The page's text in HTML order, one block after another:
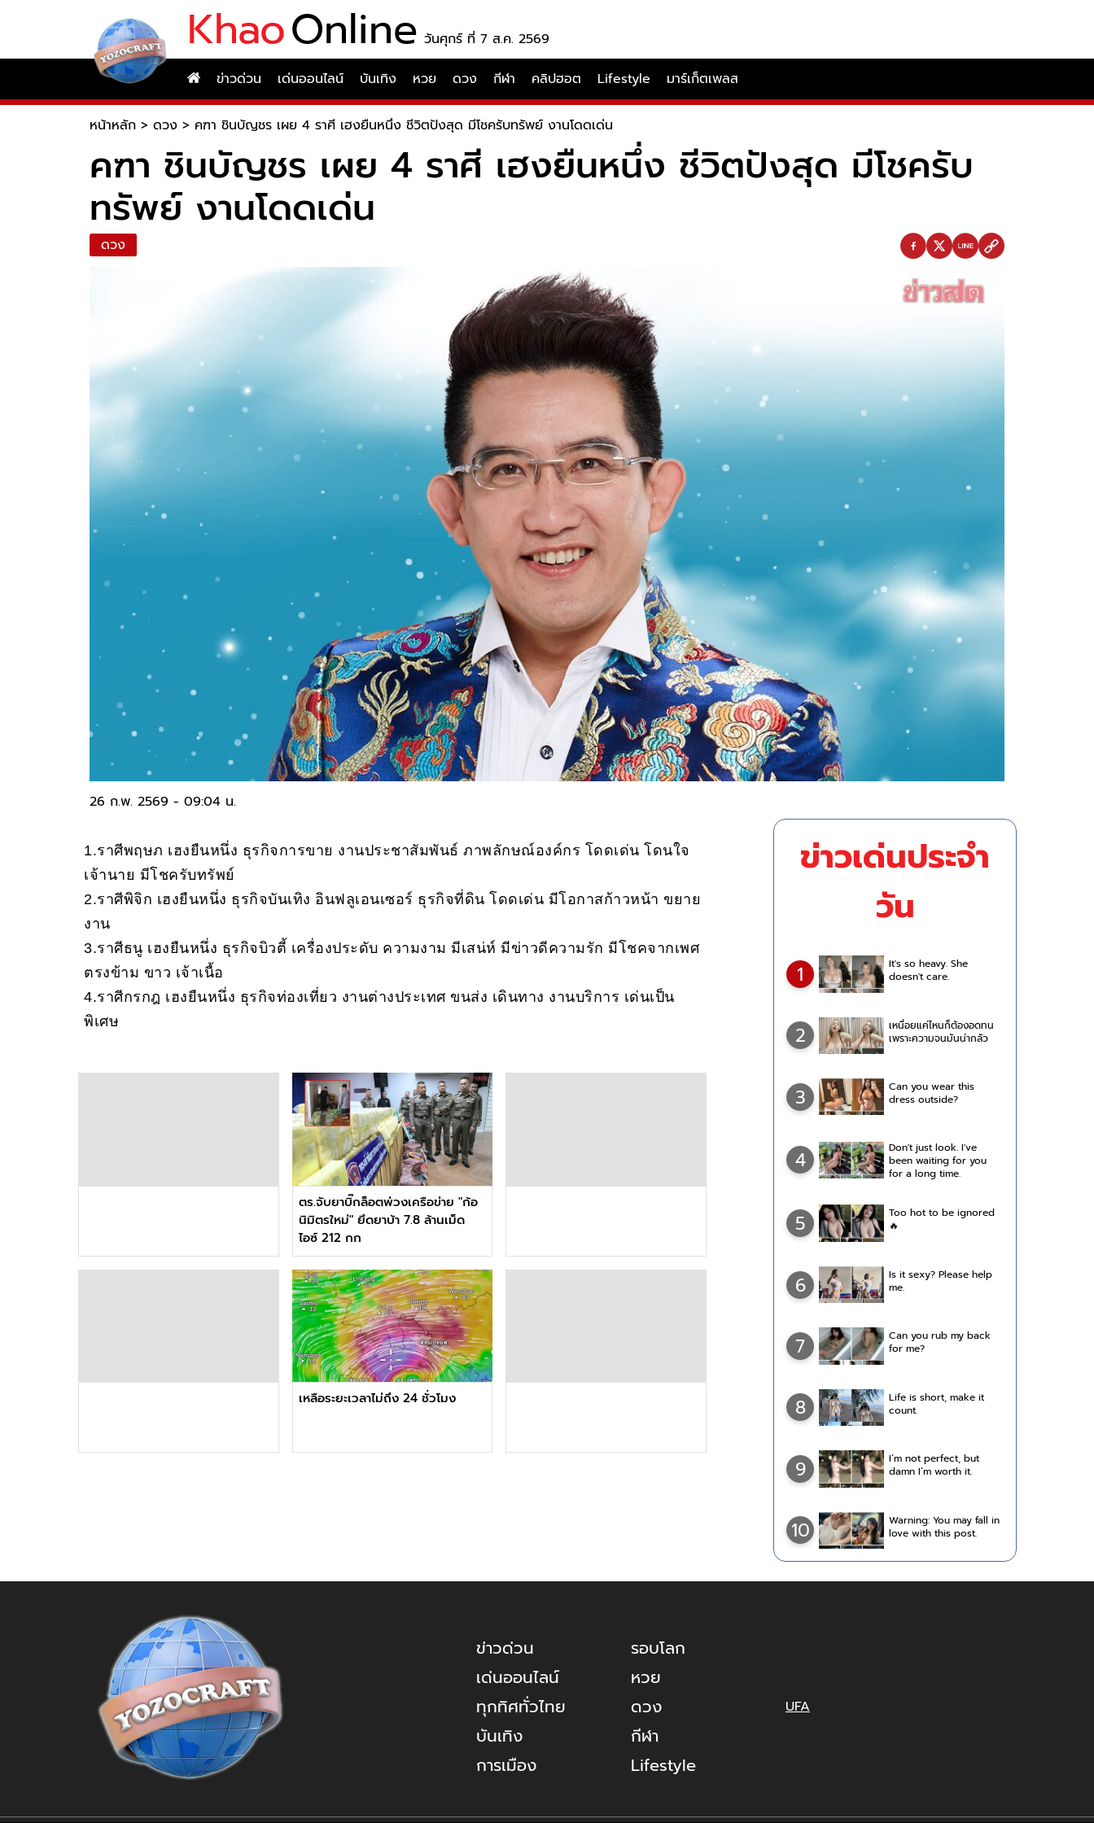
KhaoOnline วันศุกร์ ที่ 7 ส.ค. 2569
ข่าวด่วน เด่นออนไลน์ บันเทิง หวย ดวง กีฬา คลิปฮอต Lifestyle มาร์เก็ตเพลส
หน้าหลัก > ดวง > คฑา ชินบัญชร เผย 4 ราศี เฮงยืนหนึ่ง ชีวิตปังสุด มีโชครับทรัพย์ งานโดดเด่น
คฑา ชินบัญชร เผย 4 ราศี เฮงยืนหนึ่ง ชีวิตปังสุด มีโชครับ
ทรัพย์ งานโดดเด่น
ดวง
26 ก.พ. 2569 - 09:04 น.
1.ราศีพฤษภ เฮงยืนหนึ่ง ธุรกิจการขาย งานประชาสัมพันธ์ ภาพลักษณ์องค์กร โดดเด่น โดนใจ
เจ้านาย มีโชครับทรัพย์
2.ราศีพิจิก เฮงยืนหนึ่ง ธุรกิจบันเทิง อินฟลูเอนเซอร์ ธุรกิจที่ดิน โดดเด่น มีโอกาสก้าวหน้า ขยาย
งาน
3.ราศีธนู เฮงยืนหนึ่ง ธุรกิจบิวตี้ เครื่องประดับ ความงาม มีเสน่ห์ มีข่าวดีความรัก มีโชคจากเพศ
ตรงข้าม ขาว เจ้าเนื้อ
4.ราศีกรกฎ เฮงยืนหนึ่ง ธุรกิจท่องเที่ยว งานต่างประเทศ ขนส่ง เดินทาง งานบริการ เด่นเป็น
พิเศษ
ตร.จับยาบิ๊กล็อตพ่วงเครือข่าย "ก้อ
นิมิตรใหม่" ยึดยาบ้า 7.8 ล้านเม็ด
ไอซ์ 212 กก
เหลือระยะเวลาไม่ถึง 24 ชั่วโมง
ข่าวเด่นประจำ
วัน
1
It's so heavy. She
doesn't care.
2
เหนื่อยแค่ไหนก็ต้องอดทน
เพราะความจนมันน่ากลัว
3
Can you wear this
dress outside?
4
Don't just look. I've
been waiting for you
for a long time.
5
Too hot to be ignored
🔥
6
Is it sexy? Please help
me.
7
Can you rub my back
for me?
8
Life is short, make it
count.
9
I’m not perfect, but
damn I’m worth it.
10
Warning: You may fall in
love with this post.
ข่าวด่วน
เด่นออนไลน์
ทุกทิศทั่วไทย
บันเทิง
การเมือง
รอบโลก
หวย
ดวง
กีฬา
Lifestyle
UFA